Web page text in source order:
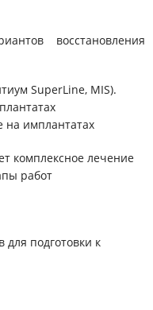
восстановления
SuperLine, MIS).
на имплантатах
комплексное лечение
работ
подготовки к